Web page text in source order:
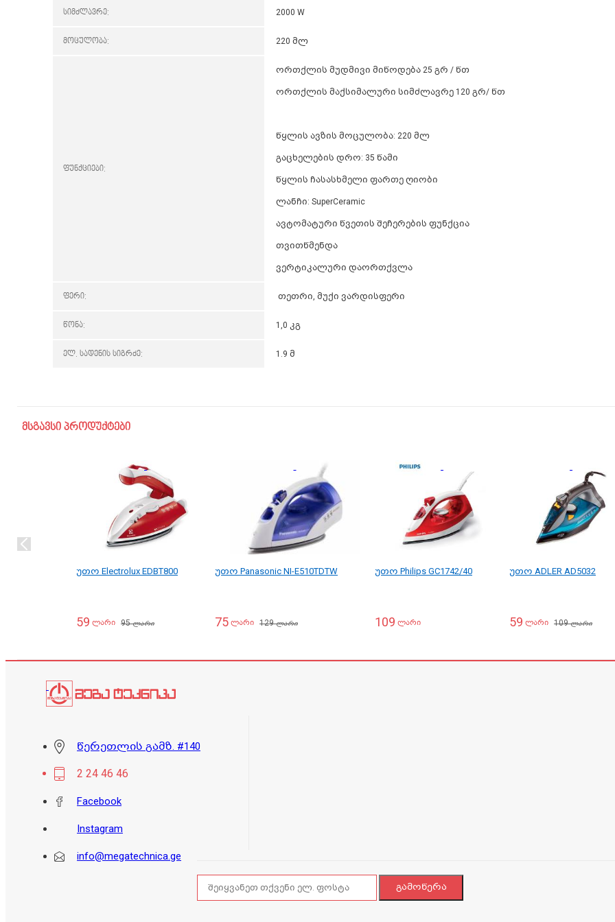
სიმძლავრე: 2000 W
მოცულობა: 220 მლ
ფუნქციები:
ორთქლის მუდმივი მიწოდება 25 გრ / წთ
ორთქლის მაქსიმალური სიმძლავრე 120 გრ/ წთ
წყლის ავზის მოცულობა: 220 მლ
გაცხელების დრო: 35 წამი
წყლის ჩასასხმელი ფართე ღიობი
ლანჩი: SuperCeramic
ავტომატური წვეთის შეჩერების ფუნქცია
თვითწმენდა
ვერტიკალური დაორთქვლა
ფერი: თეთრი, მუქი ვარდისფერი
წონა: 1,0 კგ
ელ. სადენის სიგრძე: 1.9 მ
მსგავსი პროდუქტები
უთო Electrolux EDBT800
59 ლარი 95ლარი
უთო Panasonic NI-E510TDTW
75 ლარი 129ლარი
უთო Philips GC1742/40
109 ლარი
უთო ADLER AD5032
59 ლარი 109ლარი
წერეთლის გამზ. #140
2 24 46 46
Facebook
Instagram
info@megatechnica.ge